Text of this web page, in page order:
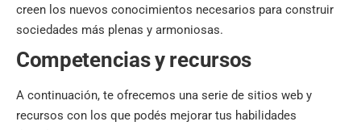
creen los nuevos conocimientos necesarios para construir
sociedades más plenas y armoniosas.
Competencias y recursos
A continuación, te ofrecemos una serie de sitios web y
recursos con los que podés mejorar tus habilidades